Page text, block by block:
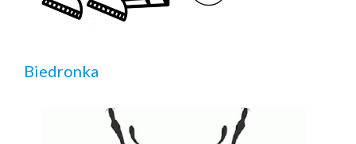
Biedronka